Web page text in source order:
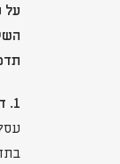
על
1. חיזוק המיתוג של החברה-